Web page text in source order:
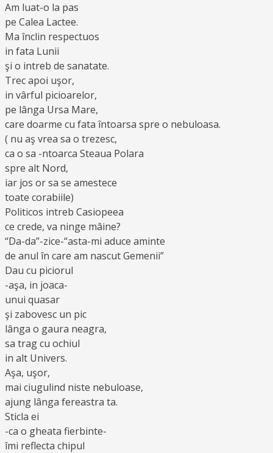
Am luat-o la pas
pe Calea Lactee.
Ma înclin respectuos
in fata Lunii
şi o intreb de sanatate.
Trec apoi uşor,
in vârful picioarelor,
pe lânga Ursa Mare,
care doarme cu fata întoarsa spre o nebuloasa.
( nu aş vrea sa o trezesc,
ca o sa -ntoarca Steaua Polara
spre alt Nord,
iar jos or sa se amestece
toate corabiile)
Politicos intreb Casiopeea
ce crede, va ninge mâine?
“Da-da”-zice-“asta-mi aduce aminte
de anul în care am nascut Gemenii”
Dau cu piciorul
-aşa, in joaca-
unui quasar
şi zabovesc un pic
lânga o gaura neagra,
sa trag cu ochiul
in alt Univers.
Aşa, uşor,
mai ciugulind niste nebuloase,
ajung lânga fereastra ta.
Sticla ei
-ca o gheata fierbinte-
îmi reflecta chipul